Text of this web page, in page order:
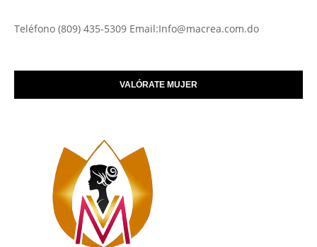
Teléfono (809) 435-5309 Email:Info@macrea.com.do
VALÓRATE MUJER